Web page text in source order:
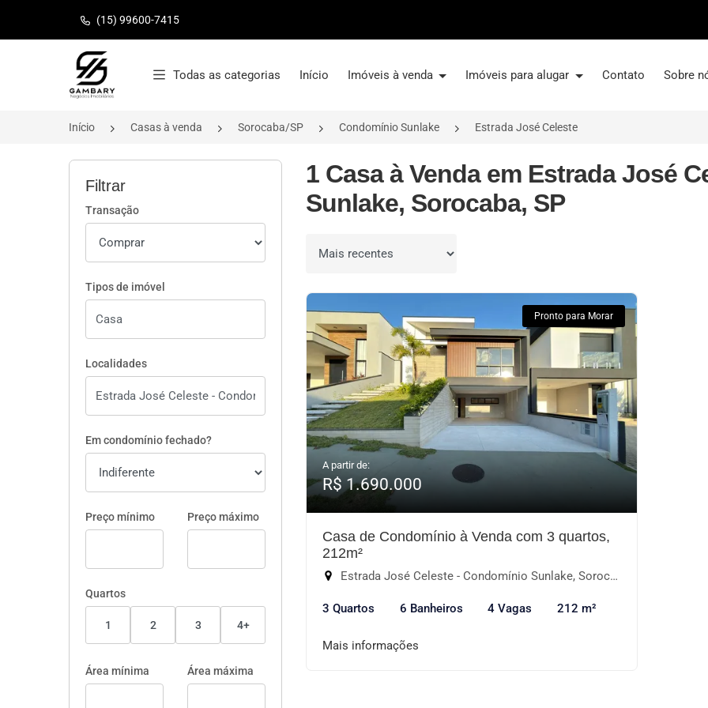
(15) 99600-7415
Página inicial
Todas as categorias Início Imóveis à venda Imóveis para alugar Contato Sobre
Início Casas à venda Sorocaba/SP Condomínio Sunlake Estrada José Celeste
Filtrar
Transação
Tipos de imóvel
Localidades
Em condomínio fechado?
Preço mínimo Preço máximo
Quartos
1 2 3 4+
Área mínima Área máxima
1 Casa à Venda em Estrada José
Sunlake, Sorocaba, SP
Ordenar por
Pronto para Morar
A partir de:
R$ 1.690.000
Casa de Condomínio à Venda com 3 quartos,
212m²
Estrada José Celeste - Condomínio Sunlake, Sorocaba-SP
3 Quartos 6 Banheiros 4 Vagas 212 m²
Mais informações